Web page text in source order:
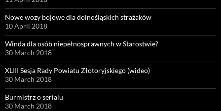
Nowe wozy bojowe dla dolnośląskich strażaków
10 April 2018
Winda dla osób niepełnosprawnych w Starostwie?
30 March 2018
XLIII Sesja Rady Powiatu Złotoryjskiego (wideo)
30 March 2018
Burmistrz o serialu
30 March 2018